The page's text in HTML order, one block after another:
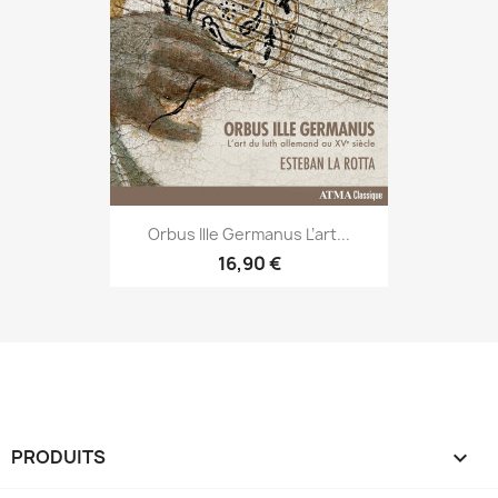
Orbus Ille Germanus L’art...
16,90 €
PRODUITS 